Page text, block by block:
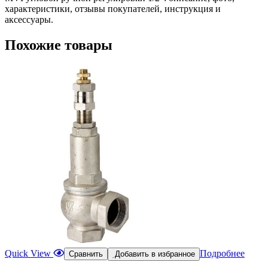
характеристики, отзывы покупателей, инструкция и
аксессуары.
Похожие товары
Quick View Сравнить Добавить в избранное Подробнее